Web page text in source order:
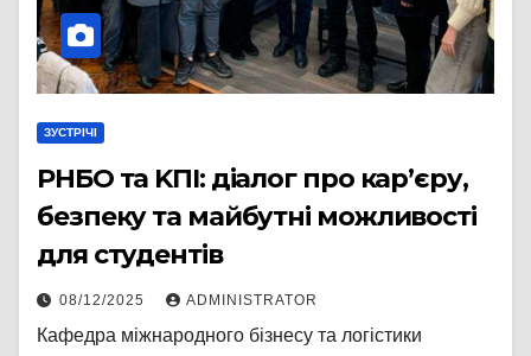
ЗУСТРІЧІ
РНБО та KПI: діалог про кар’єру,
безпеку та майбутні можливості
для студентів
08/12/2025 ADMINISTRATOR
Кафедра міжнародного бізнесу та логістики